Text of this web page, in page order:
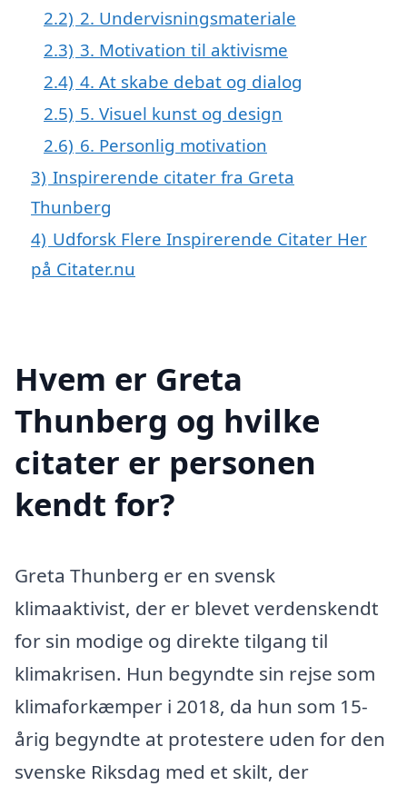
2.2) 2. Undervisningsmateriale
2.3) 3. Motivation til aktivisme
2.4) 4. At skabe debat og dialog
2.5) 5. Visuel kunst og design
2.6) 6. Personlig motivation
3) Inspirerende citater fra Greta
Thunberg
4) Udforsk Flere Inspirerende Citater Her
på Citater.nu
Hvem er Greta
Thunberg og hvilke
citater er personen
kendt for?
Greta Thunberg er en svensk
klimaaktivist, der er blevet verdenskendt
for sin modige og direkte tilgang til
klimakrisen. Hun begyndte sin rejse som
klimaforkæmper i 2018, da hun som 15-
årig begyndte at protestere uden for den
svenske Riksdag med et skilt, der